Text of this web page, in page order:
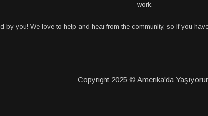
work.
by you! We love to help and hear from the community, so if you
Copyright 2025 © Amerika'da